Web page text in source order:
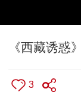
《西藏诱惑
3